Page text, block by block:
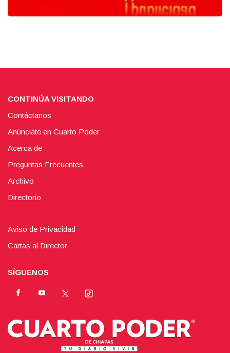
CONTINÚA VISITANDO
Contáctanos
Anúnciate en Cuarto Poder
Acerca de
Preguntas Frecuentes
Archivo
Directorio
Aviso de Privacidad
Cartas al Director
SÍGUENOS